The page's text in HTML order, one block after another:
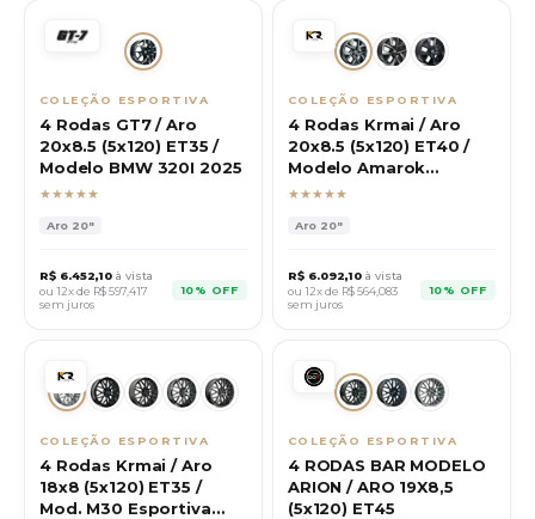
COLEÇÃO ESPORTIVA
4 Rodas GT7 / Aro
20x8.5 (5x120) ET35 /
Modelo BMW 320I 2025
★★★★★
Aro 20"
R$ 6.452,10 à vista
ou 12x de R$597,417
sem juros
10% OFF
COLEÇÃO ESPORTIVA
4 Rodas Krmai / Aro
20x8.5 (5x120) ET40 /
Modelo Amarok
Extreme
★★★★★
Aro 20"
R$ 6.092,10 à vista
ou 12x de R$564,083
sem juros
10% OFF
COLEÇÃO ESPORTIVA
4 Rodas Krmai / Aro
18x8 (5x120) ET35 /
Mod. M30 Esportiva
COLEÇÃO ESPORTIVA
4 RODAS BAR MODELO
ARION / ARO 19X8,5
(5x120) ET45